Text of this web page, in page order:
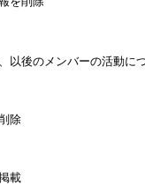
以後のメンバーの活動に
除
載